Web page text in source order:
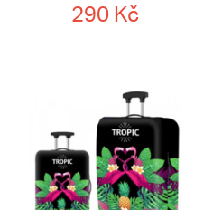
290 Kč